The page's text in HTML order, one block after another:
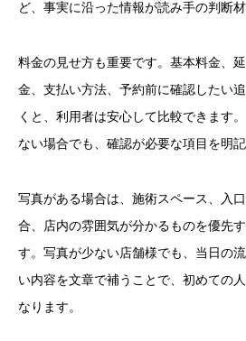
ど、事実に沿った情報が読み手の判断材
料金の見せ方も重要です。基本料金、
金、支払い方法、予約前に確認したい
くと、利用者は安心して比較できます
ない場合でも、確認が必要な項目を明
写真がある場合は、施術スペース、入
合、店内の雰囲気が分かるものを優先
す。写真が少ない店舗様でも、当日の
い内容を文章で補うことで、初めての
なります。